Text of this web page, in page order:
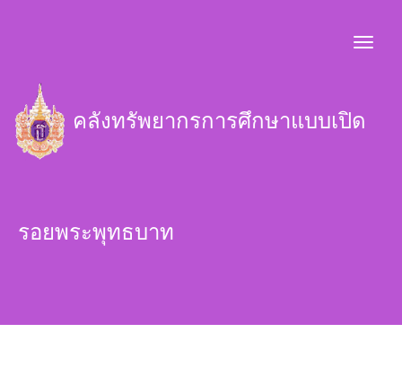
คลังทรัพยากรการศึกษาแบบเปิด
รอยพระพุทธบาท